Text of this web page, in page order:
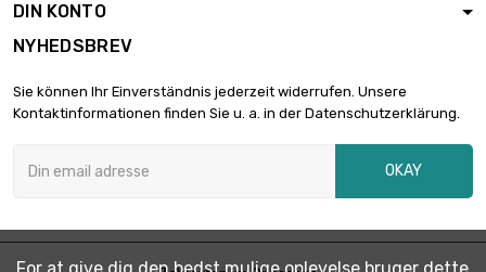
DIN KONTO
NYHEDSBREV
Sie können Ihr Einverständnis jederzeit widerrufen. Unsere
Kontaktinformationen finden Sie u. a. in der Datenschutzerklärung.
OKAY